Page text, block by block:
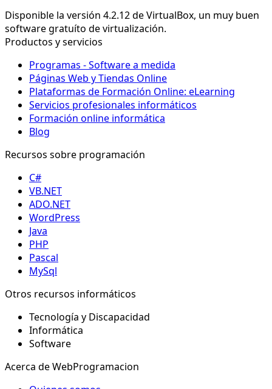
Disponible la versión 4.2.12 de VirtualBox, un muy buen
software gratuíto de virtualización.
Productos y servicios
Programas - Software a medida
Páginas Web y Tiendas Online
Plataformas de Formación Online: eLearning
Servicios profesionales informáticos
Formación online informática
Blog
Recursos sobre programación
C#
VB.NET
ADO.NET
WordPress
Java
PHP
Pascal
MySql
Otros recursos informáticos
Tecnología y Discapacidad
Informática
Software
Acerca de WebProgramacion